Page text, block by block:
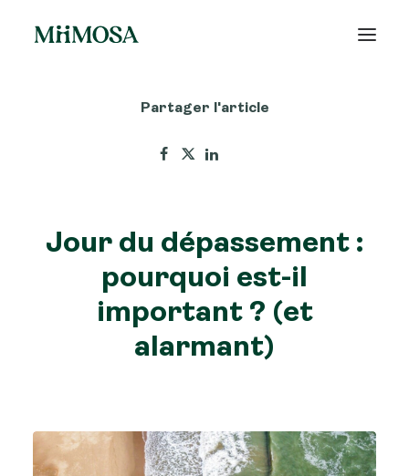
Découvrir MiiMOSA
Partager l'article
Jour du dépassement :
pourquoi est-il
important ? (et
alarmant)